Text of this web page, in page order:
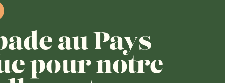
au Pays
pour notre